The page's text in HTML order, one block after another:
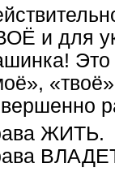
и для
ЖИТЬ.